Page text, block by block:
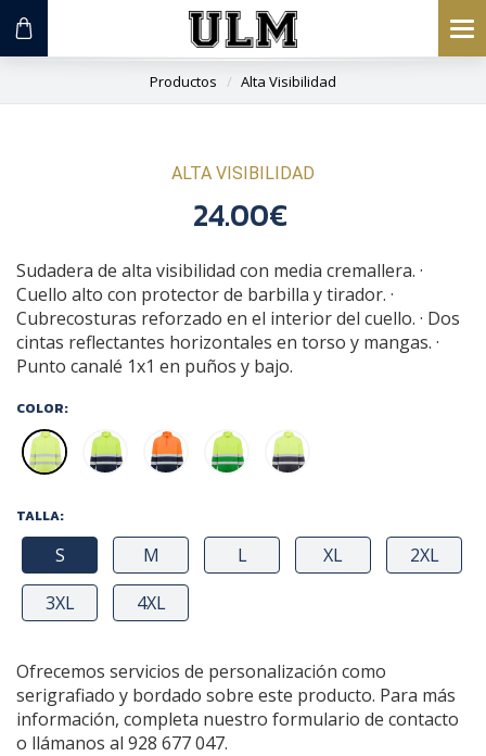
Productos Alta Visibilidad
ALTA VISIBILIDAD
24.00€
Sudadera de alta visibilidad con media cremallera. ·
Cuello alto con protector de barbilla y tirador. ·
Cubrecosturas reforzado en el interior del cuello. · Dos
cintas reflectantes horizontales en torso y mangas. ·
Punto canalé 1x1 en puños y bajo.
COLOR:
TALLA:
S M L XL
2XL
3XL
4XL
Ofrecemos servicios de personalización como
serigrafiado y bordado sobre este producto. Para más
información, completa nuestro formulario de contacto
o llámanos al 928 677 047.